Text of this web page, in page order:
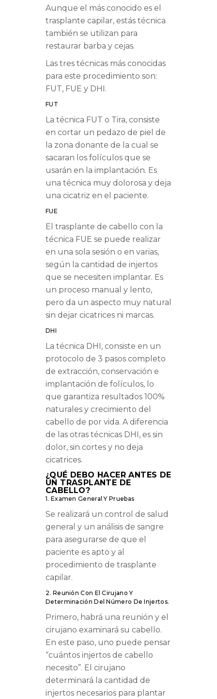
Aunque el más conocido es el
trasplante capilar, estás técnica
también se utilizan para
restaurar barba y cejas.
Las tres técnicas más conocidas
para este procedimiento son:
FUT, FUE y DHI.
FUT
La técnica FUT o Tira, consiste
en cortar un pedazo de piel de
la zona donante de la cual se
sacaran los folículos que se
usarán en la implantación. Es
una técnica muy dolorosa y deja
una cicatriz en el paciente.
FUE
El trasplante de cabello con la
técnica FUE se puede realizar
en una sola sesión o en varias,
según la cantidad de injertos
que se necesiten implantar. Es
un proceso manual y lento,
pero da un aspecto muy natural
sin dejar cicatrices ni marcas.
DHI
La técnica DHI, consiste en un
protocolo de 3 pasos completo
de extracción, conservación e
implantación de folículos, lo
que garantiza resultados 100%
naturales y crecimiento del
cabello de por vida. A diferencia
de las otras técnicas DHI, es sin
dolor, sin cortes y no deja
cicatrices.
¿QUÉ DEBO HACER ANTES DE
UN TRASPLANTE DE
CABELLO?
1. Examen General Y Pruebas
Se realizará un control de salud
general y un análisis de sangre
para asegurarse de que el
paciente es apto y al
procedimiento de trasplante
capilar.
2. Reunión Con El Cirujano Y
Determinación Del Número De Injertos.
Primero, habrá una reunión y el
cirujano examinará su cabello.
En este paso, uno puede pensar
“cuántos injertos de cabello
necesito”. El cirujano
determinará la cantidad de
injertos necesarios para plantar